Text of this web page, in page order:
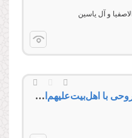
و آل یاسین
لباس روحانیت؛ نماد ارتباط روحی با اهل‌بیت‌علیهم‌السلام